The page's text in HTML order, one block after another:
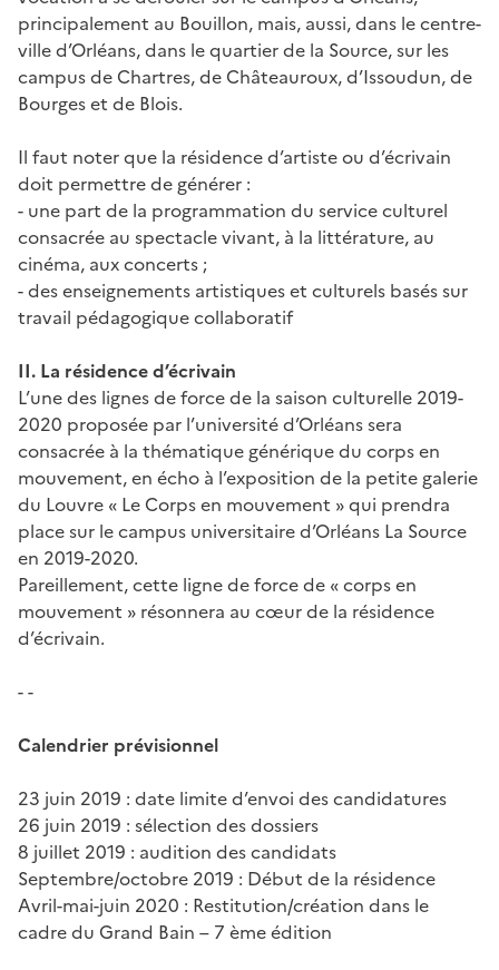
principalement au Bouillon, mais, aussi, dans le centre-
ville d’Orléans, dans le quartier de la Source, sur les
campus de Chartres, de Châteauroux, d’Issoudun, de
Bourges et de Blois.
Il faut noter que la résidence d’artiste ou d’écrivain
doit permettre de générer :
- une part de la programmation du service culturel
consacrée au spectacle vivant, à la littérature, au
cinéma, aux concerts ;
- des enseignements artistiques et culturels basés sur
travail pédagogique collaboratif
II. La résidence d’écrivain
L’une des lignes de force de la saison culturelle 2019-
2020 proposée par l’université d’Orléans sera
consacrée à la thématique générique du corps en
mouvement, en écho à l’exposition de la petite galerie
du Louvre « Le Corps en mouvement » qui prendra
place sur le campus universitaire d’Orléans La Source
en 2019-2020.
Pareillement, cette ligne de force de « corps en
mouvement » résonnera au cœur de la résidence
d’écrivain.
- -
Calendrier prévisionnel
23 juin 2019 : date limite d’envoi des candidatures
26 juin 2019 : sélection des dossiers
8 juillet 2019 : audition des candidats
Septembre/octobre 2019 : Début de la résidence
Avril-mai-juin 2020 : Restitution/création dans le
cadre du Grand Bain – 7 ème édition